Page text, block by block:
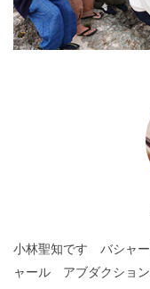
小林聖知です バシャー
ャール アブダクショ